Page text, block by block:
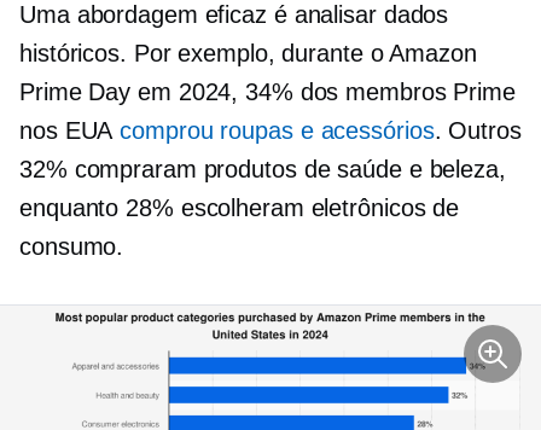
Uma abordagem eficaz é analisar dados
históricos. Por exemplo, durante o Amazon
Prime Day em 2024, 34% dos membros Prime
nos EUAcomprou roupas e acessórios. Outros
32% compraram produtos de saúde e beleza,
enquanto 28% escolheram eletrônicos de
consumo.